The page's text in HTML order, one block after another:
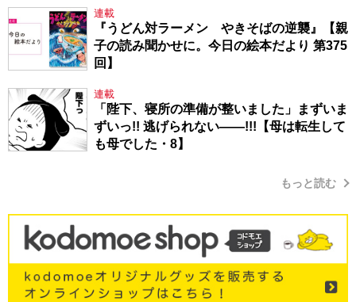
連載
『うどん対ラーメン やきそばの逆襲』【親
子の読み聞かせに。今日の絵本だより 第375
回】
連載
「陛下、寝所の準備が整いました」まずいま
ずいっ!! 逃げられない――!!!【母は転生して
も母でした・8】
もっと読む